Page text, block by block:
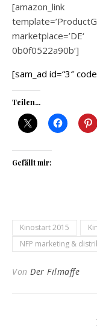
[amazon_link
0b0f0522a90b‘]
[sam_ad id=“3″
Teilen...
Gefällt mir:
Kinostart 2015
NFP marketing &
Von Der Filmaffe